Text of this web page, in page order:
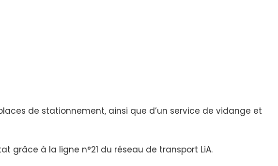
de stationnement, ainsi que d’un service de vidange et
grâce à la ligne n°21 du réseau de transport LiA.